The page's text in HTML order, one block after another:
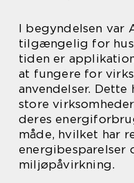
I begyndelsen var
tilgængelig for
tiden er
at fungere for
anvendelser.
store
deres
måde, hvilket har
energibesparelser
miljøpåvirkning.